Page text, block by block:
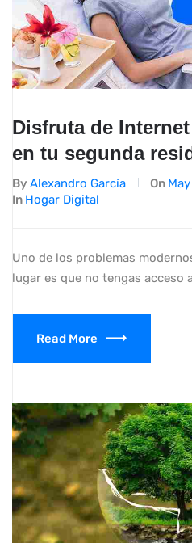
Disfruta de
en tu segunda
By Alexandro García On
In Hogar Digital
Uno de los problemas
lugar es que no tengas acceso
Read More